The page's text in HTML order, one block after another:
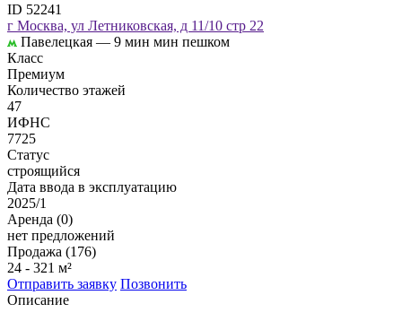
ID 52241
г Москва, ул Летниковская, д 11/10 стр 22
Павелецкая — 9 мин мин пешком
Класс
Премиум
Количество этажей
47
ИФНС
7725
Статус
строящийся
Дата ввода в эксплуатацию
2025/1
Аренда (0)
нет предложений
Продажа (176)
24 - 321 м²
Отправить заявку Позвонить
Описание